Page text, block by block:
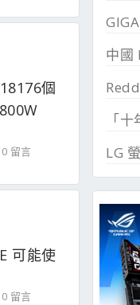
個
0 留言
可能使
0 留言